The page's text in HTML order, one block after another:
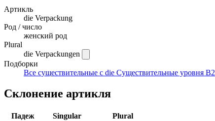
Артикль
die Verpackung
Род / число
женский род
Plural
die Verpackungen
Подборки
Все существительные с die Существительные уровня B2
Склонение артикля
Падеж Singular
Plural